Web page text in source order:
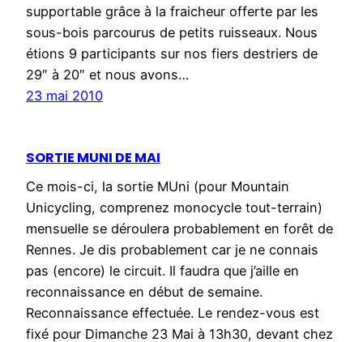
supportable grâce à la fraicheur offerte par les
sous-bois parcourus de petits ruisseaux. Nous
étions 9 participants sur nos fiers destriers de
29″ à 20″ et nous avons…
23 mai 2010
SORTIE MUNI DE MAI
Ce mois-ci, la sortie MUni (pour Mountain
Unicycling, comprenez monocycle tout-terrain)
mensuelle se déroulera probablement en forêt de
Rennes. Je dis probablement car je ne connais
pas (encore) le circuit. Il faudra que j’aille en
reconnaissance en début de semaine.
Reconnaissance effectuée. Le rendez-vous est
fixé pour Dimanche 23 Mai à 13h30, devant chez